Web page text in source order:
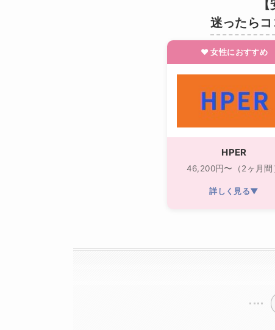
迷ったら
❤ 女性におすすめ
HPER
46,200円〜（2ヶ月間
詳しく見る▼